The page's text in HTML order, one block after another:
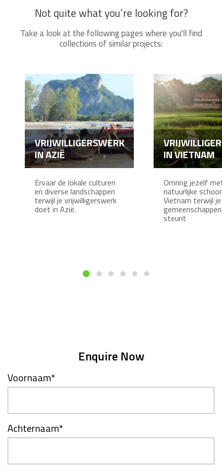
Not quite what you’re looking for?
Take a look at the following pages where you'll find
collections of similar projects:
VRIJWILLIGERSWERK
IN AZIË
Ervaar de lokale culturen
en diverse landschappen
terwijl je vrijwilligerswerk
doet in Azië.
IN VIETNAM
Omring jezelf
natuurlijke
Vietnam terwijl je
steunt
Enquire Now
Voornaam*
Achternaam*